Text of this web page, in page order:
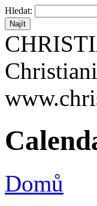
Hledat:
Domů